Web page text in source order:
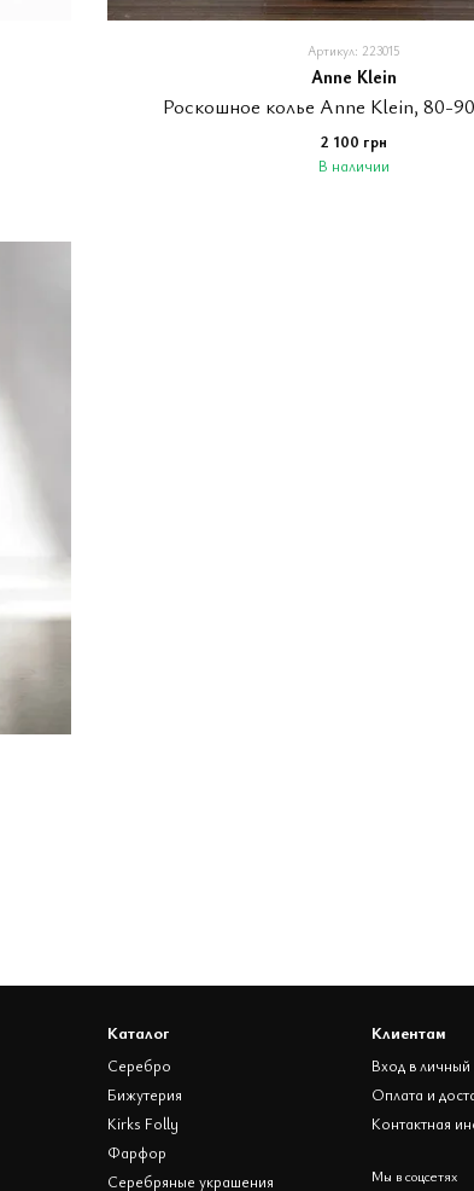
Артикул: 223015
Anne Klein
Роскошное колье Anne Klein, 80-
2 100 грн
В наличии
Каталог
Серебро
Бижутерия
Kirks Folly
Фарфор
Cеребряные украшения
Клиентам
Вход в
Оплата и
Контактная
Мы в соцсетях